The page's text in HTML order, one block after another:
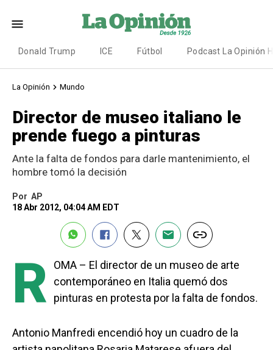
Donald Trump ICE Fútbol Podcast La Opinión
La Opinión Mundo
Director de museo italiano le
prende fuego a pinturas
Ante la falta de fondos para darle mantenimiento, el
hombre tomó la decisión
Por AP
18 Abr 2012, 04:04 AM EDT
R
OMA – El director de un museo de arte
contemporáneo en Italia quemó dos
pinturas en protesta por la falta de fondos.
Antonio Manfredi encendió hoy un cuadro de la